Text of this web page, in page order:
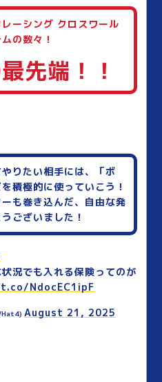
ーシング クロスワール
の数々！
先端！！
りたい相手には、「ボ
積極的に使っていこう！
も巻き込んだ、自由な発
ございました！
況でも入れる保険ってのが
NdocEC1ipF
August 21, 2025